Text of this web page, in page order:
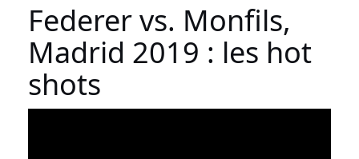
Federer vs. Monfils,
Madrid 2019 : les hot
shots